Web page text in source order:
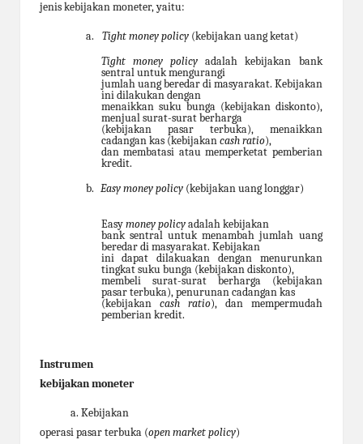
jenis kebijakan moneter, yaitu:
a. Tight money policy (kebijakan uang ketat)
Tight money policyadalah kebijakan bank
sentral untuk mengurangi
jumlah uang beredar di masyarakat. Kebijakan
ini dilakukan dengan
menaikkan suku bunga (kebijakan diskonto),
menjual surat-surat berharga
(kebijakan pasar terbuka), menaikkan
cadangan kas (kebijakan cash ratio),
dan membatasi atau memperketat pemberian
kredit.
b. Easy money policy (kebijakan uang longgar)
Easymoney policy adalah kebijakan
bank sentral untuk menambah jumlah uang
beredar di masyarakat. Kebijakan
ini dapat dilakuakan dengan menurunkan
tingkat suku bunga (kebijakan diskonto),
membeli surat-surat berharga (kebijakan
pasar terbuka), penurunan cadangan kas
(kebijakan cash ratio), dan mempermudah
pemberian kredit.
Instrumen
kebijakan moneter
a. Kebijakan
operasi pasar terbuka (open market policy)